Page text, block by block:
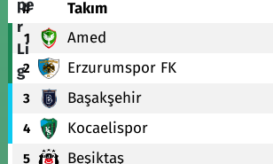
# Takım
1 Amed
2 Erzurumspor FK
3 Başakşehir
4 Kocaelispor
5 Beşiktaş